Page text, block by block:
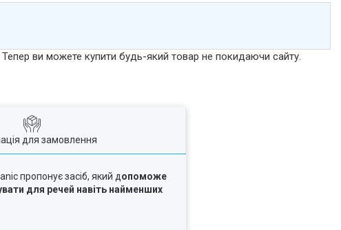
Тепер ви можете купити будь-який товар не покидаючи сайту.
для замовлення
пропонує засіб, який допоможе
для речей навіть найменших